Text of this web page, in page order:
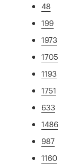
48
199
1973
1705
1193
1751
633
1486
987
1160